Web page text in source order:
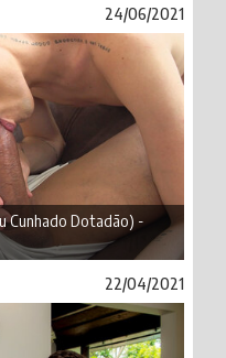
24/06/2021
Cunhado Dotadão) -
22/04/2021